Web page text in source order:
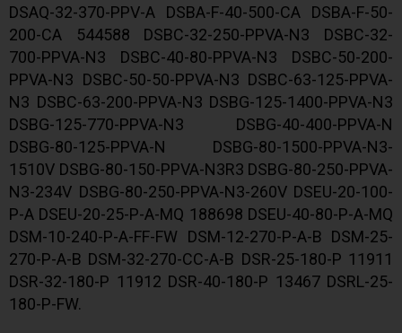
DSAQ-32-370-PPV-A DSBA-F-40-500-CA DSBA-F-50-
200-CA 544588 DSBC-32-250-PPVA-N3 DSBC-32-
700-PPVA-N3 DSBC-40-80-PPVA-N3 DSBC-50-200-
PPVA-N3 DSBC-50-50-PPVA-N3 DSBC-63-125-PPVA-
N3 DSBC-63-200-PPVA-N3 DSBG-125-1400-PPVA-N3
DSBG-125-770-PPVA-N3 DSBG-40-400-PPVA-N
DSBG-80-125-PPVA-N DSBG-80-1500-PPVA-N3-
1510V DSBG-80-150-PPVA-N3R3 DSBG-80-250-PPVA-
N3-234V DSBG-80-250-PPVA-N3-260V DSEU-20-100-
P-A DSEU-20-25-P-A-MQ 188698 DSEU-40-80-P-A-MQ
DSM-10-240-P-A-FF-FW DSM-12-270-P-A-B DSM-25-
270-P-A-B DSM-32-270-CC-A-B DSR-25-180-P 11911
DSR-32-180-P 11912 DSR-40-180-P 13467 DSRL-25-
180-P-FW.